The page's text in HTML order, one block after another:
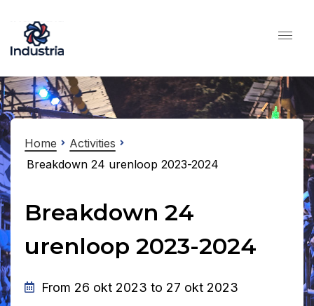
Home
Activities
Breakdown 24 urenloop 2023-2024
Breakdown 24
urenloop 2023-2024
From 26 okt 2023 to 27 okt 2023